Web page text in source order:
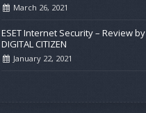
March 26, 2021
ESET Internet Security – Review by
DIGITAL CITIZEN
January 22, 2021